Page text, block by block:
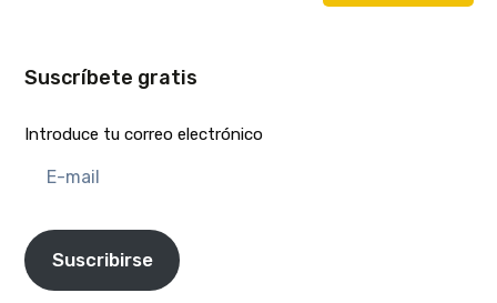
Suscríbete gratis
Introduce tu correo electrónico
mail
Suscribirse